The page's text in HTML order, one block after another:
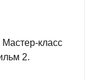
класс
2.